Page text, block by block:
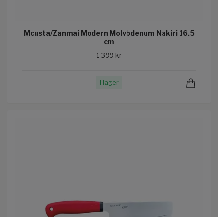
Mcusta/Zanmai Modern Molybdenum Nakiri 16,5
cm
1 399 kr
I lager